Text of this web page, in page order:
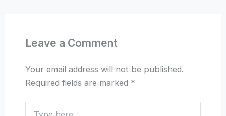
Leave a Comment
Your email address will not be published.
Required fields are marked *